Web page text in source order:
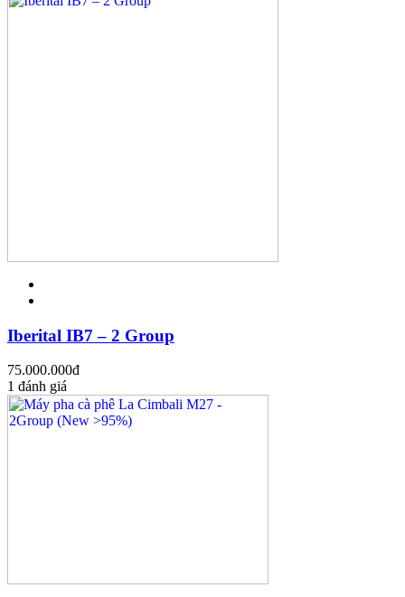
Iberital IB7 – 2 Group
75.000.000đ
1 đánh giá